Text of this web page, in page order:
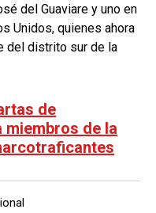
del Guaviare y uno en
Unidos, quienes ahora
del distrito sur de la
de
miembros de la